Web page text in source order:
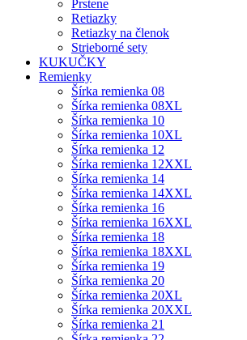
Prstene
Retiazky
Retiazky na členok
Strieborné sety
KUKUČKY
Remienky
Šírka remienka 08
Šírka remienka 08XL
Šírka remienka 10
Šírka remienka 10XL
Šírka remienka 12
Šírka remienka 12XXL
Šírka remienka 14
Šírka remienka 14XXL
Šírka remienka 16
Šírka remienka 16XXL
Šírka remienka 18
Šírka remienka 18XXL
Šírka remienka 19
Šírka remienka 20
Šírka remienka 20XL
Šírka remienka 20XXL
Šírka remienka 21